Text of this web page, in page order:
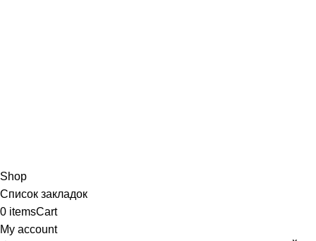
Shop
Список закладок
0 itemsCart
My account